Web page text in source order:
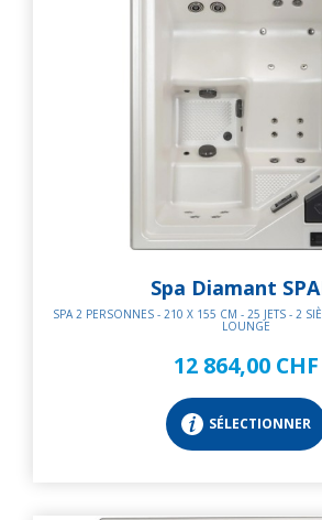
Spa Diamant
SPA 2 PERSONNES - 210 X 155 CM - 25 JETS - 2
LOUNGE
12 864,00 CHF
SÉLECTIONNER